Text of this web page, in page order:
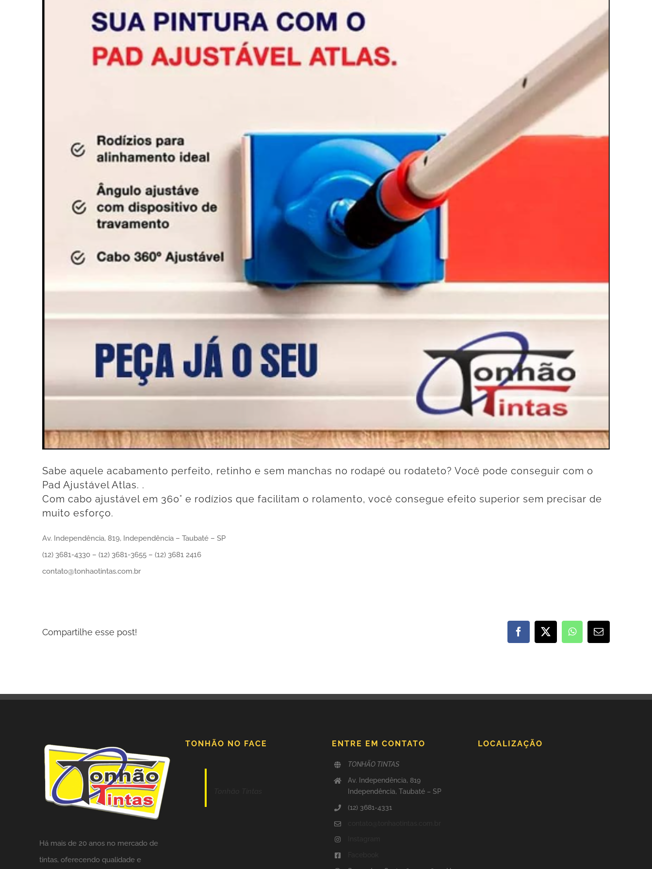
Sabe aquele acabamento perfeito, retinho e sem manchas no rodapé ou rodateto? Você pode conseguir com o
Pad Ajustável Atlas. .
Com cabo ajustável em 360° e rodízios que facilitam o rolamento, você consegue efeito superior sem precisar de
muito esforço.
Av. Independência, 819, Independência – Taubaté – SP
(12) 3681-4330 – (12) 3681-3655 – (12) 3681 2416
contato@tonhaotintas.com.br
Compartilhe esse post! Facebook
X WhatsApp
E-
mail
Há mais de 20 anos no mercado de
tintas, oferecendo qualidade e
TONHÃO NO FACE ENTRE EM CONTATO
TONHÃO TINTAS
Av. Independência, 819
Independência, Taubaté – SP
(12) 3681-4331
LOCALIZAÇÃO